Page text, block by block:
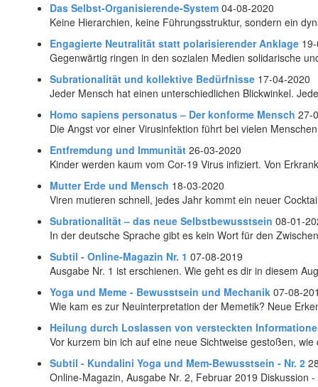
Das Selbst-Organisierende-System 04-08-2020
Keine Hierarchien, keine Führungsstruktur, sondern ein
Engagierte Neutralität statt polarisierender Anklage
Gegenwärtig ringen in den sozialen Medien solidarische
Subrationalität und kollektive Bedürfnisse 17-04-2020
Jeder Mensch hat einen unterschiedlichen Blickwinkel.
Homo sapiens personatus – Der konforme Mensch 27-
Die Angst vor einer Virusinfektion führt bei vielen
Entfremdung und Immunität 26-03-2020
Kinder werden kaum vom Cor-19 Virus infiziert. Von
Mutter Erde und Mensch 18-03-2020
Viren mutieren schnell, jedes Jahr kommt ein neuer
Subrationalität – das neue Selbstbewusstsein 08-01-
In der deutsche Sprache gibt es kein Wort für den
Subtil - Online-Magazin Nr. 1 07-08-2019
Ausgabe Nr. 1 ist erschienen. Wie geht es dir in diesem
Yoga und Meme - Bewusstsein und Mechanik 07-08-
Wie kam es zur Neuinterpretation der Memetik? Neue
Heilung durch Loslassen von versteckten
Vor kurzem bin ich auf eine neue Sichtweise gestoßen,
Subtil - Kundalini Yoga und Mem-Bewusstsein - Nr. 2
Online-Magazin, Ausgabe Nr. 2, Februar 2019 Diskussion